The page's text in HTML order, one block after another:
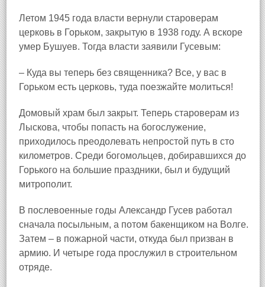
Летом 1945 года власти вернули староверам
церковь в Горьком, закрытую в 1938 году. А вскоре
умер Бушуев. Тогда власти заявили Гусевым:
– Куда вы теперь без священника? Все, у вас в
Горьком есть церковь, туда поезжайте молиться!
Домовый храм был закрыт. Теперь староверам из
Лыскова, чтобы попасть на богослужение,
приходилось преодолевать непростой путь в сто
километров. Среди богомольцев, добиравшихся до
Горького на большие праздники, был и будущий
митрополит.
В послевоенные годы Александр Гусев работал
сначала посыльным, а потом бакенщиком на Волге.
Затем – в пожарной части, откуда был призван в
армию. И четыре года прослужил в строительном
отряде.